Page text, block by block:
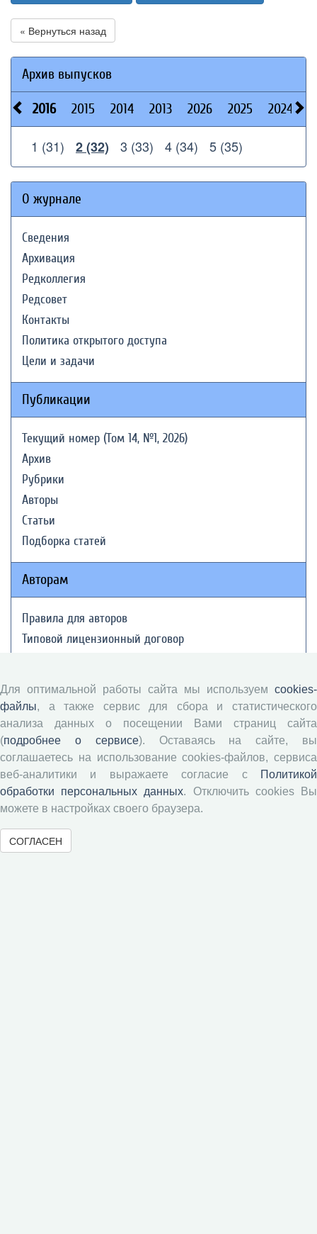
« Вернуться назад
Архив выпусков
2016 2015 2014 2013 2026 2025 2024
1 (31) 2 (32) 3 (33) 4 (34) 5 (35)
О журнале
Сведения
Архивация
Редколлегия
Редсовет
Контакты
Политика открытого доступа
Цели и задачи
Публикации
Текущий номер (Том 14, №1, 2026)
Архив
Рубрики
Авторы
Статьи
Подборка статей
Авторам
Правила для авторов
Типовой лицензионный договор
Авторские права
Рецензентам
Памятка рецензенту
Положение о рецензировании
Форма рецензии
Для оптимальной работы сайта мы используем cookies-
файлы, а также сервис для сбора и статистического
анализа данных о посещении Вами страниц сайта
(подробнее о сервисе). Оставаясь на сайте, вы
соглашаетесь на использование cookies-файлов, сервиса
веб-аналитики и выражаете согласие с
Политикой
обработки персональных данных. Отключить cookies Вы
можете в настройках своего браузера.
СОГЛАСЕН